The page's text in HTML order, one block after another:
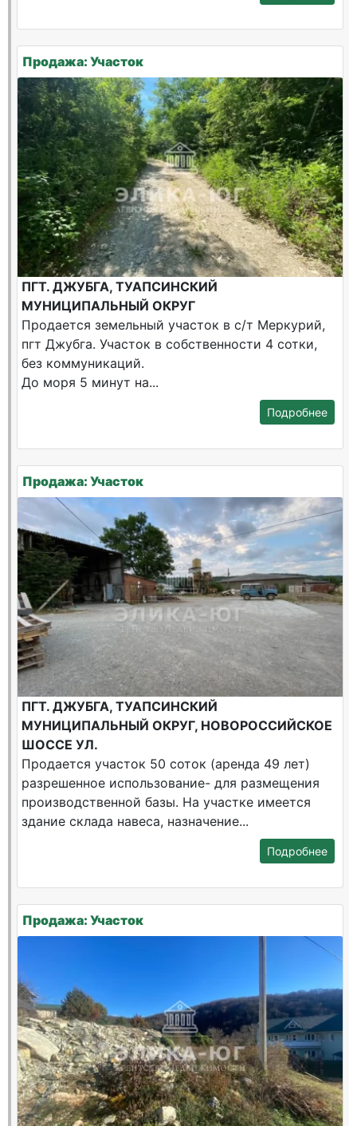
Продажа: Участок
ПГТ. ДЖУБГА, ТУАПСИНСКИЙ
МУНИЦИПАЛЬНЫЙ ОКРУГ
Продается земельный участок в с/т Меркурий,
пгт Джубга. Участок в собственности 4 сотки,
без коммуникаций.
До моря 5 минут на...
Подробнее
Продажа: Участок
ПГТ. ДЖУБГА, ТУАПСИНСКИЙ
МУНИЦИПАЛЬНЫЙ ОКРУГ, НОВОРОССИЙСКОЕ
ШОССЕ УЛ.
Продается участок 50 соток (аренда 49 лет)
разрешенное использование- для размещения
производственной базы. На участке имеется
здание склада навеса, назначение...
Подробнее
Продажа: Участок